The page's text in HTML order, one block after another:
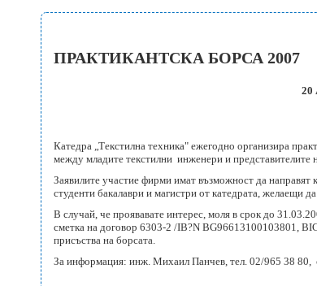
ПРАКТИКАНТСКА БОРСА 2007
20
Катедра „Текстилна техника" ежегодно организира
между младите текстилни инженери и представителите
Заявилите участие фирми имат възможност да направят
студенти бакалаври и магистри от катедрата, желаещи
В случай, че проявавате интерес, моля в срок до
сметка на договор 6303-2 /ΙΒ?Ν ΒG96613100103801,
присъства на борсата.
За информация: инж. Михаил Панчев, тел. 02/965 38 80,